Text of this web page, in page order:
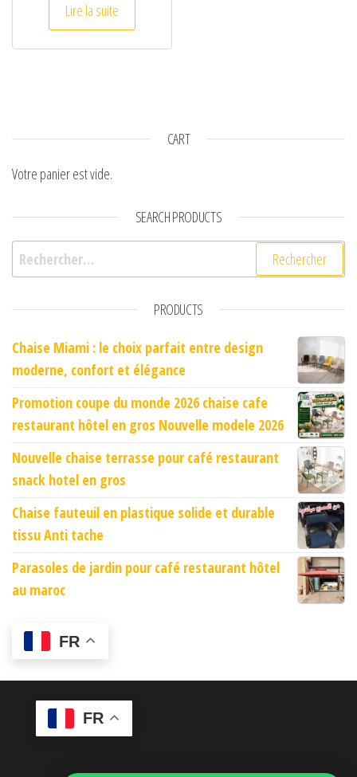
Lire la suite
CART
Votre panier est vide.
SEARCH PRODUCTS
Rechercher :
PRODUCTS
Chaise Miami : le choix parfait entre design
moderne, confort et élégance
Promotion coupe du monde 2026 chaise cafe
restaurant hôtel en gros Nouvelle modele 2026
Nouvelle chaise terrasse pour café restaurant
snack hotel en gros
Chaise fauteuil en plastique solide et durable
tissu Anti tache
Parasoles de jardin pour café restaurant hôtel
au maroc
FR
FR